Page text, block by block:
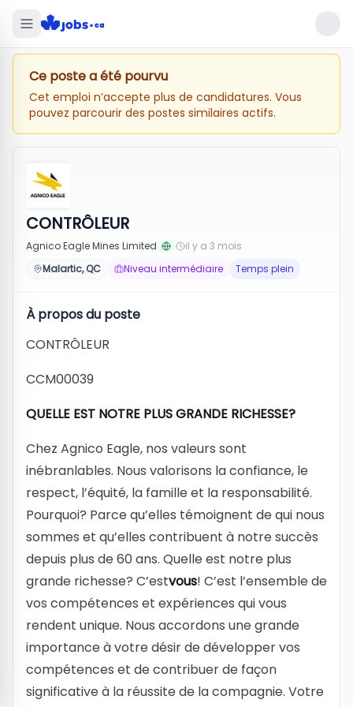
Ce poste a été pourvu
Cet emploi n’accepte plus de candidatures. Vous
pouvez parcourir des postes similaires actifs.
CONTRÔLEUR
Agnico Eagle Mines Limited
il y a 3 mois
Malartic, QC
Niveau intermédiaire Temps plein
À propos du poste
CONTRÔLEUR
CCM00039
QUELLE EST NOTRE PLUS GRANDE RICHESSE?
Chez Agnico Eagle, nos valeurs sont
inébranlables. Nous valorisons la confiance, le
respect, l’équité, la famille et la responsabilité.
Pourquoi? Parce qu’elles témoignent de qui nous
sommes et qu’elles contribuent à notre succès
depuis plus de 60 ans. Quelle est notre plus
grande richesse? C’estvous! C’est l’ensemble de
vos compétences et expériences qui vous
rendent unique. Nous accordons une grande
importance à votre désir de développer vos
compétences et de contribuer de façon
significative à la réussite de la compagnie. Votre